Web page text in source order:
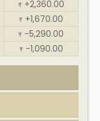
₹ +2,360.00
₹ +1,670.00
₹ -5,290.00
₹ -1,090.00